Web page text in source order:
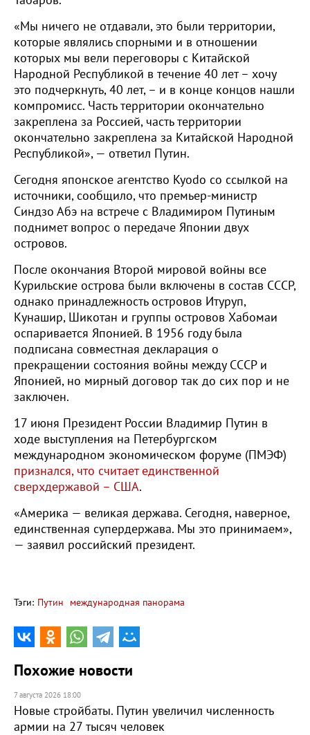
«Мы ничего не отдавали, это были территории,
которые являлись спорными и в отношении
которых мы вели переговоры с Китайской
Народной Республикой в течение 40 лет – хочу
это подчеркнуть, 40 лет, – и в конце концов нашли
компромисс. Часть территории окончательно
закреплена за Россией, часть территории
окончательно закреплена за Китайской Народной
Республикой», — ответил Путин.
Сегодня японское агентство Kyodo со ссылкой на
источники, сообщило, что премьер-министр
Синдзо Абэ на встрече с Владимиром Путиным
поднимет вопрос о передаче Японии двух
островов.
После окончания Второй мировой войны все
Курильские острова были включены в состав СССР,
однако принадлежность островов Итуруп,
Кунашир, Шикотан и группы островов Хабомаи
оспаривается Японией. В 1956 году была
подписана совместная декларация о
прекращении состояния войны между СССР и
Японией, но мирный договор так до сих пор и не
заключен.
17 июня Президент России Владимир Путин в
ходе выступления на Петербургском
международном экономическом форуме (ПМЭФ)
признался, что считает единственной
сверхдержавой – США.
«Америка — великая держава. Сегодня, наверное,
единственная супердержава. Мы это принимаем»,
— заявил российский президент.
Тэги: Путин международная панорама
Похожие новости
7 августа 2026 18:00
Новые стройбаты. Путин увеличил численность
армии на 27 тысяч человек